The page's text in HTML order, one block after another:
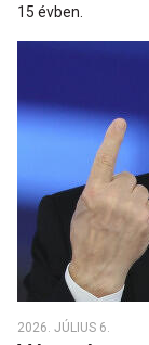
15 évben.
2026. JÚLIUS 6.